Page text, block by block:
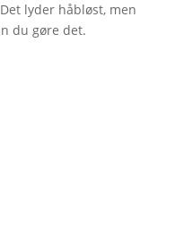
lyder håbløst, men
du gøre det.